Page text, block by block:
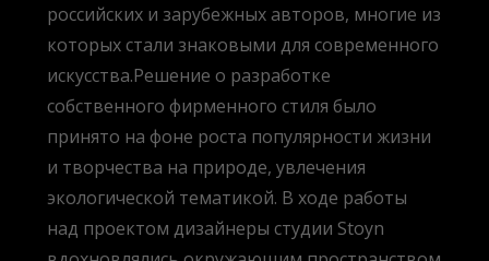
российских и зарубежных авторов, многие из
которых стали знаковыми для современного
искусства.Решение о разработке
собственного фирменного стиля было
принято на фоне роста популярности жизни
и творчества на природе, увлечения
экологической тематикой. В ходе работы
над проектом дизайнеры студии Stoyn